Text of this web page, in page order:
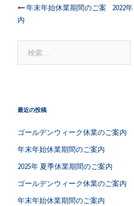
投
稿
ナ
ゲ
ー
シ
ョ
ン
年末年始休業期間のご案
内
2022
最近の投稿
ゴールデンウィーク休業のご案内
年末年始休業期間のご案内
2025年 夏季休業期間のご案内
ゴールデンウィーク休業のご案内
年末年始休業期間のご案内